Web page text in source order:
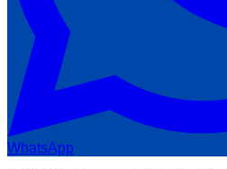
WhatsApp